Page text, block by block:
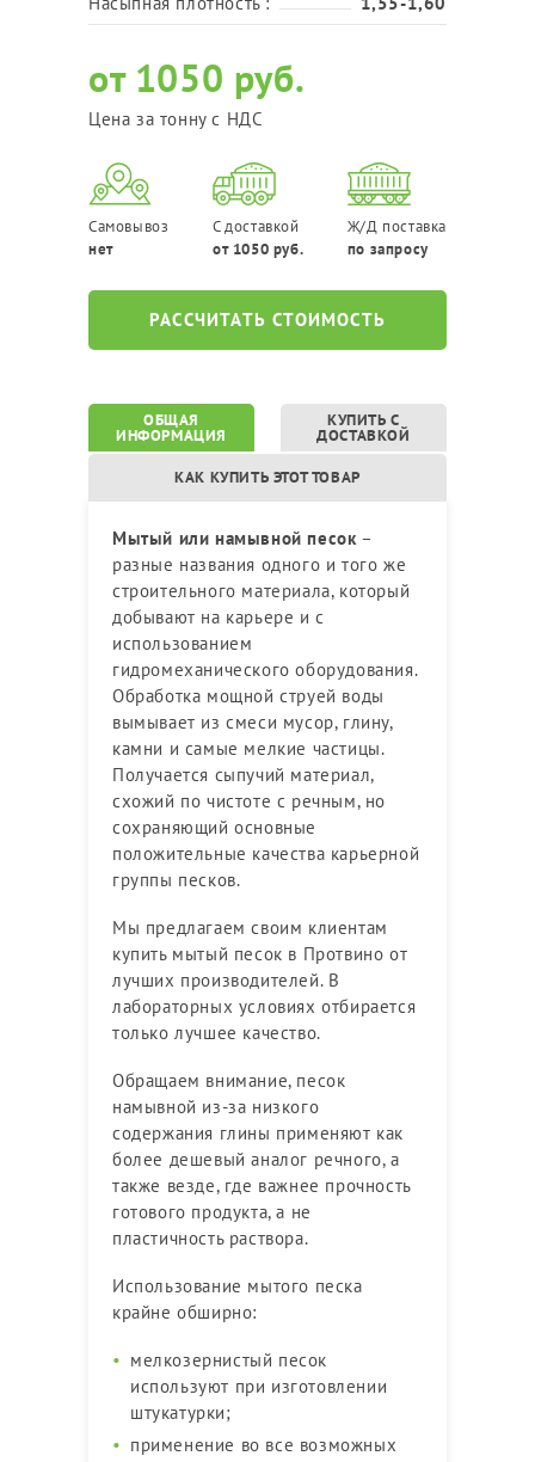
от 1050 руб.
Цена за тонну с НДС
Самовывоз
нет
С доставкой
от 1050 руб.
Ж/Д поставка
по запросу
РАССЧИТАТЬ СТОИМОСТЬ
ОБЩАЯ
ИНФОРМАЦИЯ
КУПИТЬ С
ДОСТАВКОЙ
КАК КУПИТЬ ЭТОТ ТОВАР
Мытый или намывной песок –
разные названия одного и того же
строительного материала, который
добывают на карьере и с
использованием
гидромеханического оборудования.
Обработка мощной струей воды
вымывает из смеси мусор, глину,
камни и самые мелкие частицы.
Получается сыпучий материал,
схожий по чистоте с речным, но
сохраняющий основные
положительные качества карьерной
группы песков.
Мы предлагаем своим клиентам
купить мытый песок в Протвино от
лучших производителей. В
лабораторных условиях отбирается
только лучшее качество.
Обращаем внимание, песок
намывной из-за низкого
содержания глины применяют как
более дешевый аналог речного, а
также везде, где важнее прочность
готового продукта, а не
пластичность раствора.
Использование мытого песка
крайне обширно:
мелкозернистый песок
используют при изготовлении
штукатурки;
применение во все возможных